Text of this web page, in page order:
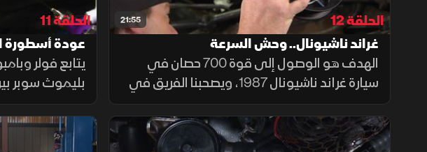
21:55
الحلقة 12
غراند ناشيونال.. وحش السرعة
الهدف هو الوصول إلى قوة 700 حصان في
سيارة غراند ناشيونال 1987، ويصحبنا الفريق في
شرح تفصيلي لكيفية تطوير التيربو ومجمع
السحب وهيكل الخانق والمزيد لتحويل السيارة
لنسخة فائقة السرعة من الغراند ناشيونال
الحلقة 11
عودة أسطورة
يتابع فولر
بليموث سوبر
تنفيذ سقف
وتركيب سقف
الكلاسيكية